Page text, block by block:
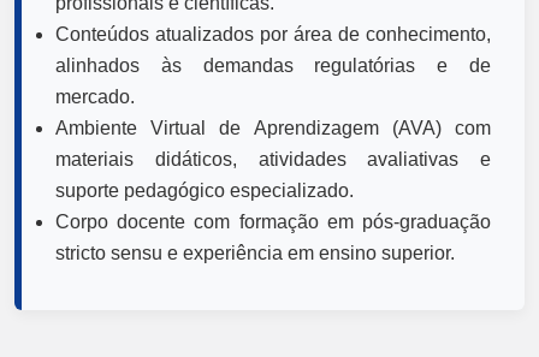
Conteúdos atualizados por área de conhecimento,
alinhados às demandas regulatórias e de
mercado.
Ambiente Virtual de Aprendizagem (AVA) com
materiais didáticos, atividades avaliativas e
suporte pedagógico especializado.
Corpo docente com formação em pós-graduação
stricto sensu e experiência em ensino superior.